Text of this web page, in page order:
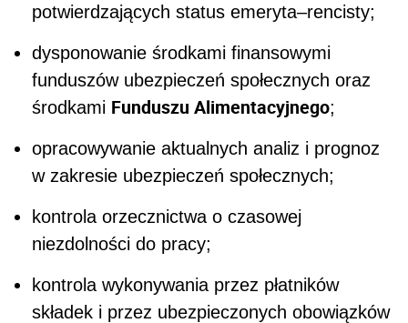
potwierdzających status emeryta–rencisty;
dysponowanie środkami finansowymi
funduszów ubezpieczeń społecznych oraz
środkami Funduszu Alimentacyjnego;
opracowywanie aktualnych analiz i prognoz
w zakresie ubezpieczeń społecznych;
kontrola orzecznictwa o czasowej
niezdolności do pracy;
kontrola wykonywania przez płatników
składek i przez ubezpieczonych obowiązków